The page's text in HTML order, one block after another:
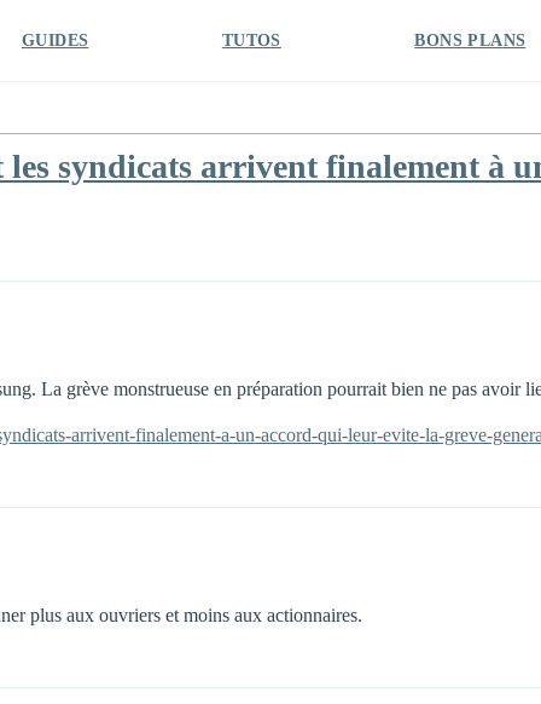
GUIDES TUTOS BONS PLANS
les syndicats arrivent finalement à
La grève monstrueuse en préparation pourrait bien ne pas avoir
arrivent-finalement-a-un-accord-qui-leur-evite-la-greve-
plus aux ouvriers et moins aux actionnaires.